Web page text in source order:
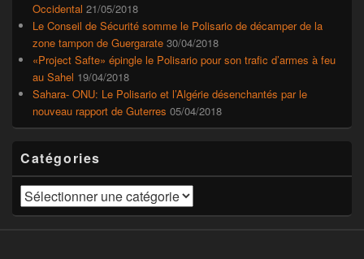
Occidental 21/05/2018
Le Conseil de Sécurité somme le Polisario de décamper de la
zone tampon de Guergarate 30/04/2018
«Project Safte» épingle le Polisario pour son trafic d’armes à feu
au Sahel 19/04/2018
Sahara- ONU: Le Polisario et l’Algérie désenchantés par le
nouveau rapport de Guterres 05/04/2018
Catégories
Catégories